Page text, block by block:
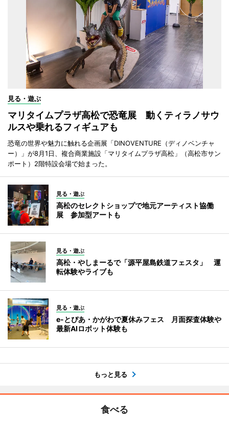
見る・遊ぶ
マリタイムプラザ高松で恐竜展 動くティラノサウ
ルスや乗れるフィギュアも
恐竜の世界や魅力に触れる企画展「DINOVENTURE（ディノベンチャ
ー）」が8月1日、複合商業施設「マリタイムプラザ高松」（高松市サン
ポート）2階特設会場で始まった。
見る・遊ぶ
高松のセレクトショップで地元アーティスト協働
展 参加型アートも
見る・遊ぶ
高松・やしまーるで「源平屋島鉄道フェスタ」 運
転体験やライブも
見る・遊ぶ
e-とぴあ・かがわで夏休みフェス 月面探査体験や
最新AIロボット体験も
もっと見る
食べる